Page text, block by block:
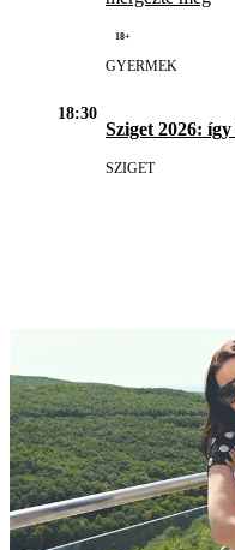
18+
GYERMEK
18:30
Sziget 2026: így
SZIGET